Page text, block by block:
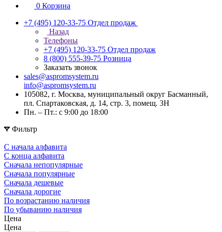
0 Корзина
+7 (495) 120-33-75 Отдел продаж
Назад
Телефоны
+7 (495) 120-33-75 Отдел продаж
8 (800) 555-39-75 Розница
Заказать звонок
sales@aspromsystem.ru
info@aspromsystem.ru
105082, г. Москва, муниципальный округ Басманный,
пл. Спартаковская, д. 14, стр. 3, помещ. 3Н
Пн. – Пт.: с 9:00 до 18:00
Фильтр
С начала алфавита
С конца алфавита
Сначала непопулярные
Сначала популярные
Сначала дешевые
Сначала дорогие
По возрастанию наличия
По убыванию наличия
Цена
Цена